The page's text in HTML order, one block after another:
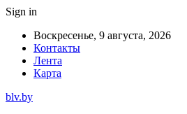
Sign in
Воскресенье, 9 августа, 2026
Контакты
Лента
Карта
blv.by